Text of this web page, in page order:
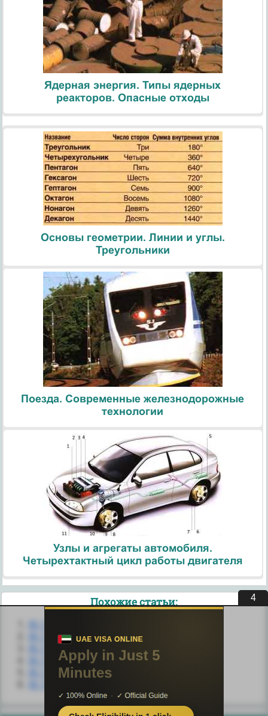
Ядерная энергия. Типы ядерных
реакторов. Опасные отходы
Основы геометрии. Линии и углы.
Треугольники
Поезда. Современные железнодорожные
технологии
Узлы и агрегаты автомобиля.
Четырехтактный цикл работы двигателя
Похожие статьи:
III.1. Типовые звенья САР
III.1.1. Безынерционное звено
III.1.2 Инерционное звено
III.1.3. Интегрирующее звено
3